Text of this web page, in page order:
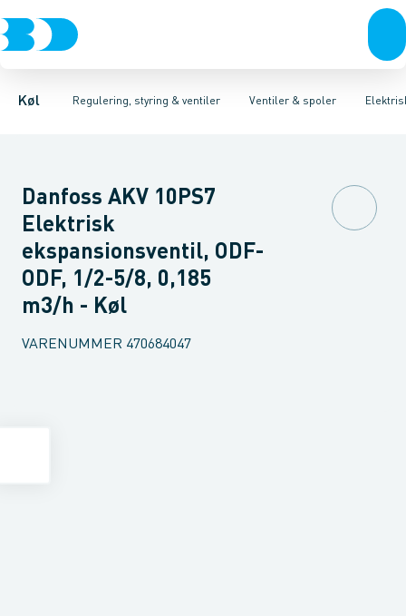
Køl Regulering, styring & ventiler
KompressorerKondenseringsaggregaterFordampere
Ventiler & spoler
Pressostater & termostaterSensorer & transmitterer
Magnetventiler til vandMagnetventiler til kølemiddel
Danfoss AKV 10PS7
Elektrisk
ekspansionsventil, ODF-
ODF, 1/2-5/8, 0,185
m3/h - Køl
VARENUMMER 470684047